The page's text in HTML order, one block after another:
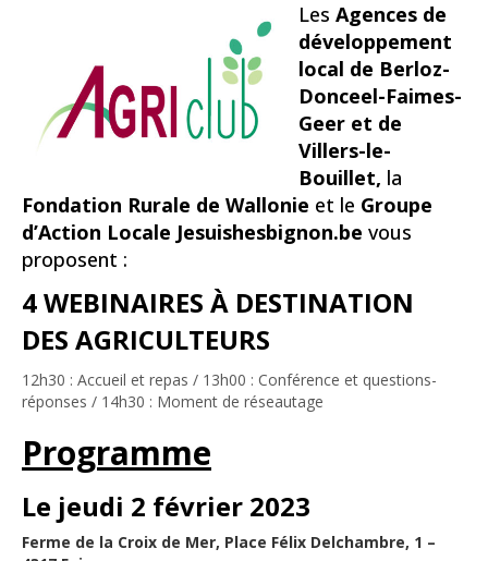
Les Agences de
développement
local de Berloz-
Donceel-Faimes-
Geer et de
Villers-le-
Bouillet, la
Fondation Rurale de Wallonie et le Groupe
d’Action Locale Jesuishesbignon.be vous
proposent :
4 WEBINAIRES À DESTINATION
DES AGRICULTEURS
12h30 : Accueil et repas / 13h00 : Conférence et questions-
réponses / 14h30 : Moment de réseautage
Programme
Le jeudi 2 février 2023
Ferme de la Croix de Mer, Place Félix Delchambre, 1 –